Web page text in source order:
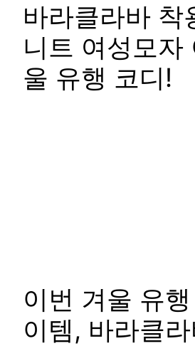
바라클라바 착
니트 여성모자
울 유행 코디!
이번 겨울 유
이템, 바라클